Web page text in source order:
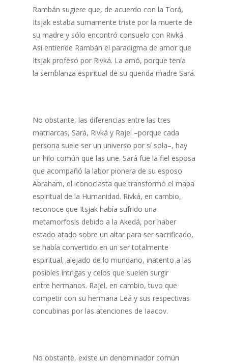
Rambán sugiere que, de acuerdo con la Torá,
Itsjak estaba sumamente triste por la muerte de
su madre y sólo encontró consuelo con Rivká.
Así entiende Rambán el paradigma de amor que
Itsjak profesó por Rivká. La amó, porque tenía
la semblanza espiritual de su querida madre Sará.
No obstante, las diferencias entre las tres
matriarcas, Sará, Rivká y Rajel –porque cada
persona suele ser un universo por sí sola–, hay
un hilo común que las une. Sará fue la fiel esposa
que acompañó la labor pionera de su esposo
Abraham, el iconoclasta que transformó el mapa
espiritual de la Humanidad. Rivká, en cambio,
reconoce que Itsjak había sufrido una
metamorfosis debido a la Akedá, por haber
estado atado sobre un altar para ser sacrificado,
se había convertido en un ser totalmente
espiritual, alejado de lo mundano, inatento a las
posibles intrigas y celos que suelen surgir
entre hermanos. Rajel, en cambio, tuvo que
competir con su hermana Leá y sus respectivas
concubinas por las atenciones de Iaacov.
No obstante, existe un denominador común